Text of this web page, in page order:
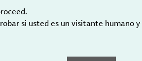
si usted es un visitante humano